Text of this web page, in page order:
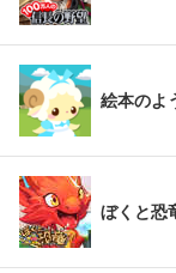
絵本のよ
ぼくと恐